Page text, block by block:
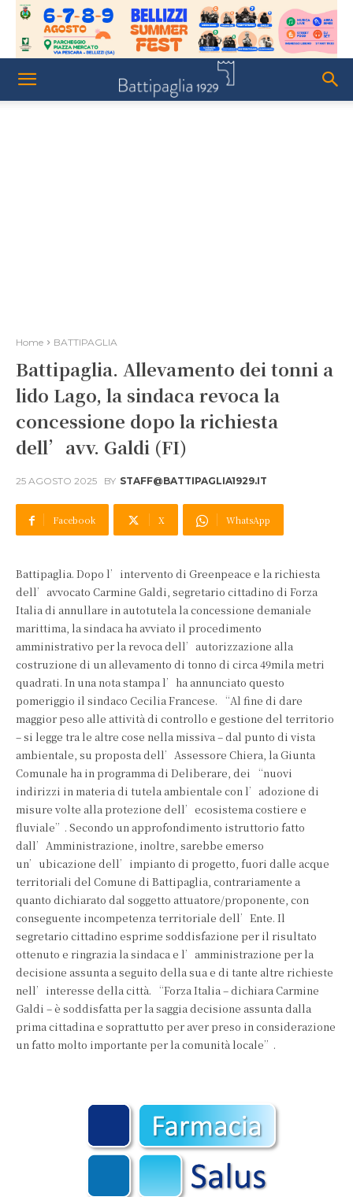
Home BATTIPAGLIA
Battipaglia. Allevamento dei tonni a
lido Lago, la sindaca revoca la
concessione dopo la richiesta
dell’avv. Galdi (FI)
25 AGOSTO 2025 BY STAFF@BATTIPAGLIA1929.IT
Facebook X WhatsApp
Battipaglia. Dopo l’intervento di Greenpeace e la richiesta
dell’avvocato Carmine Galdi, segretario cittadino di Forza
Italia di annullare in autotutela la concessione demaniale
marittima, la sindaca ha avviato il procedimento
amministrativo per la revoca dell’autorizzazione alla
costruzione di un allevamento di tonno di circa 49mila metri
quadrati. In una nota stampa l’ha annunciato questo
pomeriggio il sindaco Cecilia Francese. “Al fine di dare
maggior peso alle attività di controllo e gestione del territorio
– si legge tra le altre cose nella missiva – dal punto di vista
ambientale, su proposta dell’Assessore Chiera, la Giunta
Comunale ha in programma di Deliberare, dei “nuovi
indirizzi in materia di tutela ambientale con l’adozione di
misure volte alla protezione dell’ecosistema costiere e
fluviale”. Secondo un approfondimento istruttorio fatto
dall’Amministrazione, inoltre, sarebbe emerso
un’ubicazione dell’impianto di progetto, fuori dalle acque
territoriali del Comune di Battipaglia, contrariamente a
quanto dichiarato dal soggetto attuatore/proponente, con
conseguente incompetenza territoriale dell’Ente. Il
segretario cittadino esprime soddisfazione per il risultato
ottenuto e ringrazia la sindaca e l’amministrazione per la
decisione assunta a seguito della sua e di tante altre richieste
nell’interesse della città. “Forza Italia – dichiara Carmine
Galdi – è soddisfatta per la saggia decisione assunta dalla
prima cittadina e soprattutto per aver preso in considerazione
un fatto molto importante per la comunità locale”.